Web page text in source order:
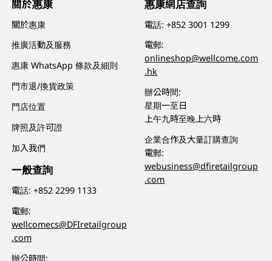
關於惠康
關於惠康
推廣活動及服務
惠康 WhatsApp 條款及細則
門市退/換貨政策
門店位置
牌照及許可證
加入我們
一般查詢
電話:+852 2299 1133
電郵:
wellcomecs@DFIretailgroup
.com
辦公時間:
惠康網店查詢
電話:+852 3001 1299
電郵:
onlineshop@wellcome.com
.hk
辦公時間:
星期一至日
上午九時至晚上六時
企業合作及大量訂購查詢
電郵:
webusiness@dfiretailgroup
.com